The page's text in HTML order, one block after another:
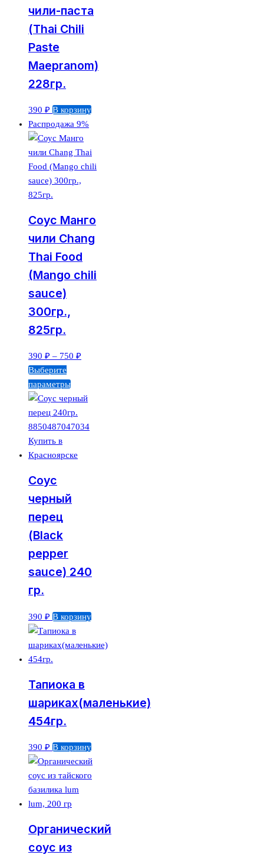
чили-паста
(Thai Chili
Paste
Maepranom)
228гр.
390 ₽ В корзину
Распродажа 9%
Соус Манго
чили Chang
Thai Food
(Mango chili
sauce)
300гр.,
825гр.
390 ₽ – 750 ₽
–
Выберите
параметры
Соус
черный
перец
(Black
pepper
sauce) 240
гр.
390 ₽ В корзину
Тапиока в
шариках(маленькие)
454гр.
390 ₽ В корзину
Органический
соус из